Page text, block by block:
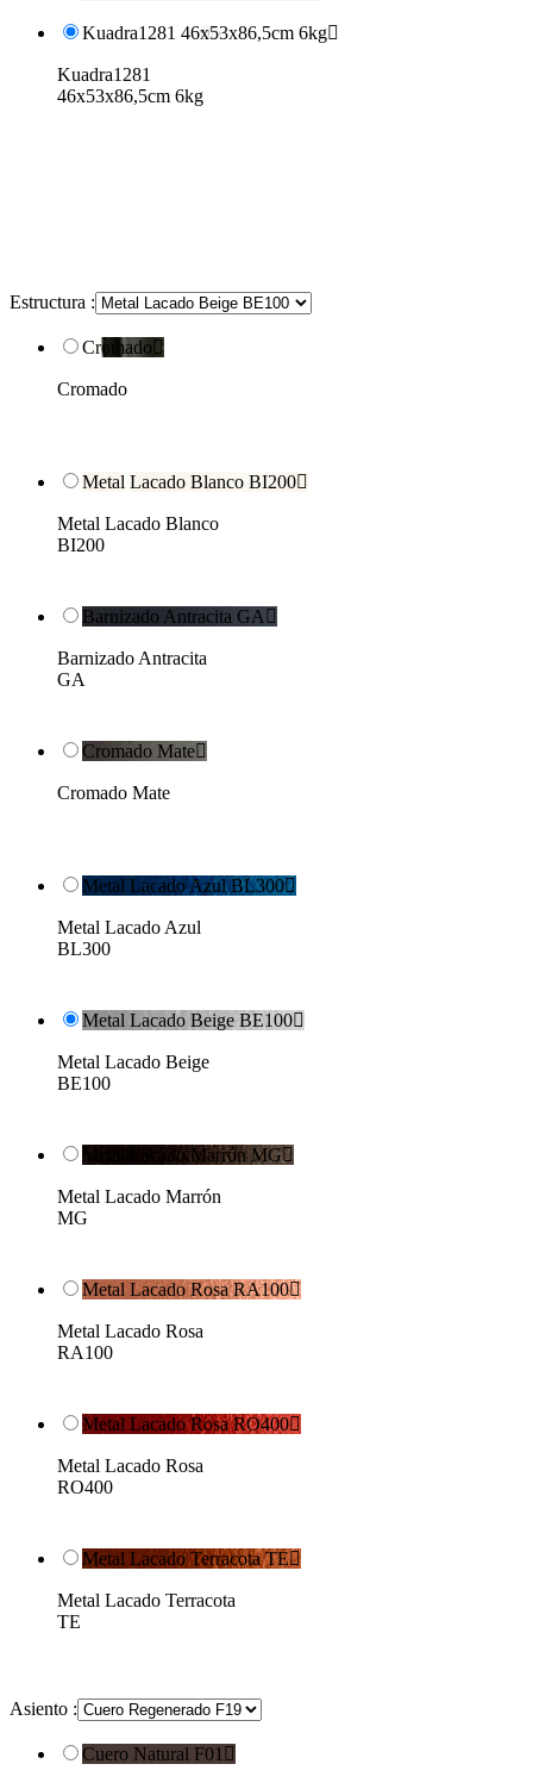
Kuadra1281 46x53x86,5cm 6kg
Kuadra1281
46x53x86,5cm 6kg
Estructura :
Cromado 
Cromado
Metal Lacado Blanco BI200
Metal Lacado Blanco
BI200
Barnizado Antracita GA 
Barnizado Antracita
GA
Cromado Mate
Cromado Mate
Metal Lacado Azul BL300
Metal Lacado Azul
BL300
Metal Lacado Beige BE100
Metal Lacado Beige
BE100
Metal Lacado Marrón MG
Metal Lacado Marrón
MG
Metal Lacado Rosa RA100
Metal Lacado Rosa
RA100
Metal Lacado Rosa RO400
Metal Lacado Rosa
RO400
Metal Lacado Terracota TE
Metal Lacado Terracota
TE
Asiento :
Cuero Natural F01 